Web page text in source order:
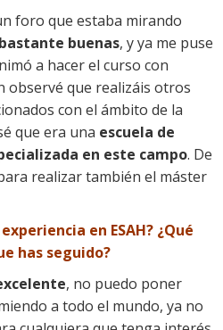
foro que estaba mirando
buenas, y ya me puse
a hacer el curso con
observé que realizáis otros
con el ámbito de la
que era una escuela de
en este campo. De
realizar también el máster
en ESAH? ¿Qué
has seguido?
, no puedo poner
a todo el mundo, ya no